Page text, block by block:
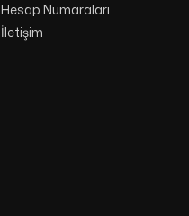
Hesap Numaraları
İletişim